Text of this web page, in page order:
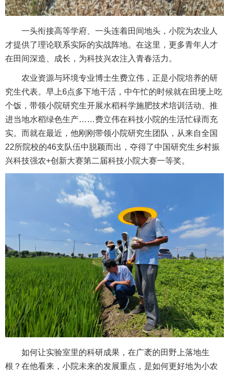
一头衔接高等学府、一头连着田间地头，小院为农业人
才提供了理论联系实际的实战阵地。在这里，更多青年人才
在田间深造、成长，为科技兴农注入青春活力。
农业资源与环境专业博士生费立伟，正是小院培养的研
究生代表。早上6点多下地干活，中午忙的时候就在田埂上吃
个饭，带领小院研究生开展水稻科学施肥技术培训活动、推
进当地水稻绿色生产……费立伟在科技小院的生活忙碌而充
实。而就在最近，他刚刚带领小院研究生团队，从来自全国
22所院校的46支队伍中脱颖而出，夺得了中国研究生乡村振
兴科技强农+创新大赛第二届科技小院大赛一等奖。
如何让实验室里的科研成果，在广袤的田野上落地生
根？在他看来，小院未来的发展重点，是如何更好地为小农